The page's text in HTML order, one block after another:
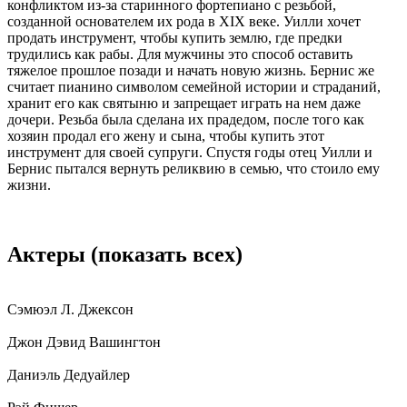
конфликтом из-за старинного фортепиано с резьбой,
созданной основателем их рода в XIX веке. Уилли хочет
продать инструмент, чтобы купить землю, где предки
трудились как рабы. Для мужчины это способ оставить
тяжелое прошлое позади и начать новую жизнь. Бернис же
считает пианино символом семейной истории и страданий,
хранит его как святыню и запрещает играть на нем даже
дочери. Резьба была сделана их прадедом, после того как
хозяин продал его жену и сына, чтобы купить этот
инструмент для своей супруги. Спустя годы отец Уилли и
Бернис пытался вернуть реликвию в семью, что стоило ему
жизни.
Актеры (показать всех)
Сэмюэл Л. Джексон
Джон Дэвид Вашингтон
Даниэль Дедуайлер